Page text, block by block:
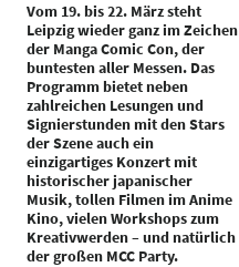
Vom 19. bis 22. März steht
Leipzig wieder ganz im Zeichen
der Manga Comic Con, der
buntesten aller Messen. Das
Programm bietet neben
zahlreichen Lesungen und
Signierstunden mit den Stars
der Szene auch ein
einzigartiges Konzert mit
historischer japanischer
Musik, tollen Filmen im Anime
Kino, vielen Workshops zum
Kreativwerden – und natürlich
der großen MCC Party.